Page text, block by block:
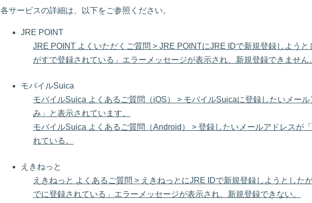
各サービスの詳細は、以下をご参照ください。
JRE POINT
JRE POINT よくいただくご質問 > JRE POINTにJRE IDで新規登録しよう
がすで登録されている」エラーメッセージが表示され、新規登録できませ
モバイルSuica
モバイルSuica よくあるご質問（iOS） > モバイルSuicaに登録したいメー
み」と表示されています。
モバイルSuica よくあるご質問（Android） > ​登録したいメールアドレスが
れている。
えきねっと
えきねっと よくあるご質問 > えきねっとにJRE IDで新規登録しようとした
でに登録されている」エラーメッセージが表示され、新規登録できない。​